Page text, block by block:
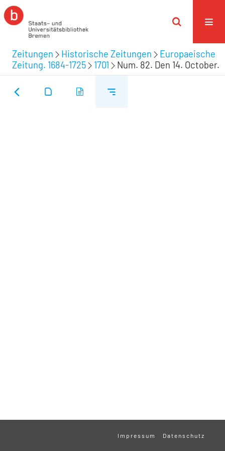
Zeitungen Historische Zeitungen
Europaeische
Zeitung. 1684-1725
1701 Num. 82. Den 14. October.
Impressum Datenschutz